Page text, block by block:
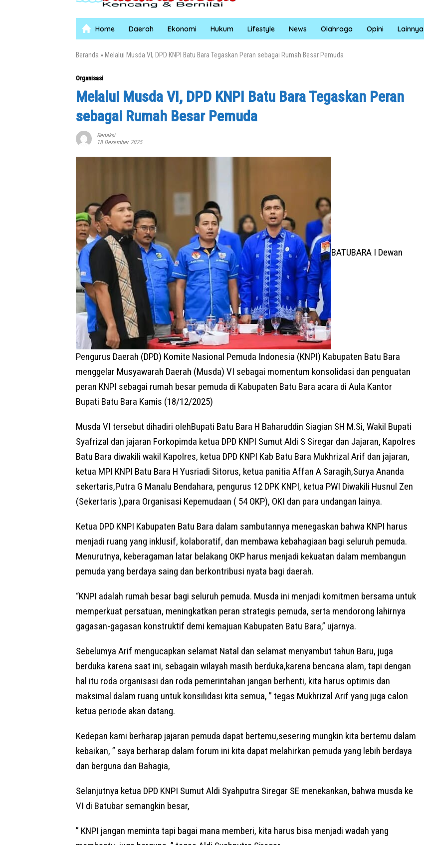
Home Daerah Ekonomi Hukum Lifestyle News Olahraga Opini Lainnya
Beranda » Melalui Musda VI, DPD KNPI Batu Bara Tegaskan Peran sebagai Rumah Besar Pemuda
Organisasi
Melalui Musda VI, DPD KNPI Batu Bara Tegaskan Peran
sebagai Rumah Besar Pemuda
Redaksi
18 Desember 2025
BATUBARA I Dewan
Pengurus Daerah (DPD) Komite Nasional Pemuda Indonesia (KNPI) Kabupaten Batu Bara
menggelar Musyawarah Daerah (Musda) VI sebagai momentum konsolidasi dan penguatan
peran KNPI sebagai rumah besar pemuda di Kabupaten Batu Bara acara di Aula Kantor
Bupati Batu Bara Kamis (18/12/2025)
Musda VI tersebut dihadiri olehBupati Batu Bara H Baharuddin Siagian SH M.Si, Wakil Bupati
Syafrizal dan jajaran Forkopimda ketua DPD KNPI Sumut Aldi S Siregar dan Jajaran, Kapolres
Batu Bara diwakili wakil Kapolres, ketua DPD KNPI Kab Batu Bara Mukhrizal Arif dan jajaran,
ketua MPI KNPI Batu Bara H Yusriadi Sitorus, ketua panitia Affan A Saragih,Surya Ananda
sekertaris,Putra G Manalu Bendahara, pengurus 12 DPK KNPI, ketua PWI Diwakili Husnul Zen
(Sekertaris ),para Organisasi Kepemudaan ( 54 OKP), OKI dan para undangan lainya.
Ketua DPD KNPI Kabupaten Batu Bara dalam sambutannya menegaskan bahwa KNPI harus
menjadi ruang yang inklusif, kolaboratif, dan membawa kebahagiaan bagi seluruh pemuda.
Menurutnya, keberagaman latar belakang OKP harus menjadi kekuatan dalam membangun
pemuda yang berdaya saing dan berkontribusi nyata bagi daerah.
“KNPI adalah rumah besar bagi seluruh pemuda. Musda ini menjadi komitmen bersama untuk
memperkuat persatuan, meningkatkan peran strategis pemuda, serta mendorong lahirnya
gagasan-gagasan konstruktif demi kemajuan Kabupaten Batu Bara,” ujarnya.
Sebelumya Arif mengucapkan selamat Natal dan selamat menyambut tahun Baru, juga
berduka karena saat ini, sebagain wilayah masih berduka,karena bencana alam, tapi dengan
hal itu roda organisasi dan roda pemerintahan jangan berhenti, kita harus optimis dan
maksimal dalam ruang untuk konsilidasi kita semua, ” tegas Mukhrizal Arif yang juga calon
ketua periode akan datang.
Kedepan kami berharap jajaran pemuda dapat bertemu,sesering mungkin kita bertemu dalam
kebaikan, ” saya berharap dalam forum ini kita dapat melahirkan pemuda yang lebih berdaya
dan berguna dan Bahagia,
Selanjutnya ketua DPD KNPI Sumut Aldi Syahputra Siregar SE menekankan, bahwa musda ke
VI di Batubar semangkin besar,
” KNPI jangan meminta tapi bagai mana memberi, kita harus bisa menjadi wadah yang